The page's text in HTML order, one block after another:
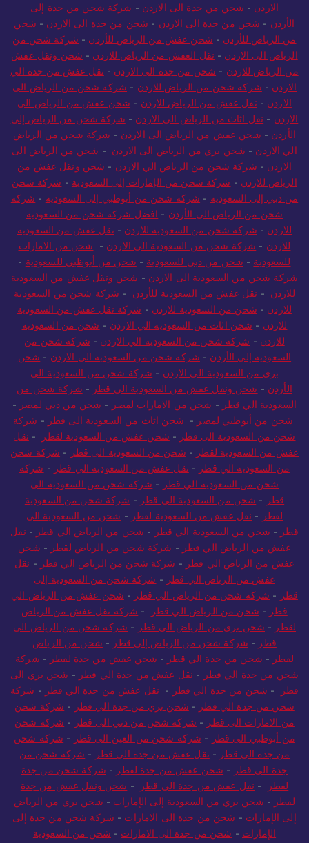
الاردن - شحن من جدة الى الاردن - شركة شحن من جدة إلى
الأردن - شحن من جدة الى الاردن - شحن من جدة الى الاردن - شحن
من الرياض للأردن - شحن عفش من الرياض للأردن - شركة شحن من
الرياض الى الاردن - نقل العفش من الرياض للاردن - شحن ونقل عفش
من الرياض للاردن - شحن من جدة الى الاردن - نقل عفش من جدة الي
الاردن - شركة شحن من الرياض للاردن - شركة شحن من الرياض الى
الاردن - نقل عفش من الرياض للاردن - شحن عفش من الرياض الي
الاردن - نقل اثاث من الرياض الى الاردن - شركة شحن من الرياض إلى
الأردن - شحن عفش من الرياض الى الاردن - شركة شحن من الرياض
الي الاردن - شحن بري من الرياض الى الاردن - شحن من الرياض الى
الاردن - شركة شحن من الرياض الي الاردن - شحن ونقل عفش من
الرياض للاردن - شركة شحن من الإمارات إلى السعودية - شركة شحن
من دبي إلى السعودية - شركة شحن من أبوظبي إلى السعودية - شركة
شحن من الرياض الى الأردن - افضل شركة شحن من السعودية
للاردن - شركة شحن من السعودية للاردن - نقل عفش من السعودية
للاردن - شركة شحن من السعودية الي الاردن - شحن من الامارات
للسعودية - شحن من دبي للسعودية - شحن من أبوظبي للسعودية -
شركة شحن من السعودية الى الاردن - شحن ونقل عفش من السعودية
للاردن - نقل عفش من السعودية للأردن - شركة شحن من السعودية
للاردن - شحن من السعودية للاردن - شركة نقل عفش من السعودية
للاردن - شحن اثاث من السعودية الي الاردن - شحن من السعودية
للاردن - شركة شحن من السعودية الي الاردن - شركة شحن من
السعودية إلى الأردن - شركة شحن من السعودية الى الاردن - شحن
بري من السعودية الى الاردن - شركة شحن من السعودية الي
الأردن - شحن ونقل عفش من السعودية الي قطر - شركة شحن من
السعودية الي قطر - شحن من الامارات لمصر - شحن من دبي لمصر -
شحن من أبوظبي لمصر - شحن اثاث من السعودية الى قطر - شركة
شحن من السعودية الى قطر - شحن عفش من السعودية لقطر - نقل
عفش من السعودية لقطر - شحن من السعودية الى قطر - شركة شحن
من السعودية الي قطر - نقل عفش من السعودية الي قطر - شركة
شحن من السعودية الي قطر - شركة شحن من السعودية الى
قطر - شحن من السعودية الي قطر - شركة شحن من السعودية
لقطر - نقل عفش من السعودية لقطر - شحن من السعودية الى
قطر - شحن من السعودية الي قطر - شحن من الرياض الي قطر - نقل
عفش من الرياض الي قطر - شركة شحن من الرياض لقطر - شحن
عفش من الرياض الي قطر - شركة شحن من الرياض الي قطر - نقل
عفش من الرياض الي قطر - شركة شحن من السعودية إلى
قطر - شركة شحن من الرياض الي قطر - شحن عفش من الرياض الي
قطر - شحن من الرياض الي قطر - شركة نقل عفش من الرياض
لقطر - شحن بري من الرياض الي قطر - شركة شحن من الرياض الي
قطر - شركة شحن من الرياض إلى قطر - شحن من الرياض
لقطر - شحن من جدة الي قطر - شحن عفش من جدة لقطر - شركة
شحن من جدة الي قطر - نقل عفش من جدة الي قطر - شحن بري الى
قطر
- شحن من جدة الي قطر - نقل عفش من جدة الي قطر - شركة
شحن من جدة الي قطر - شحن بري من جدة الي قطر - شركة شحن
من الامارات الى قطر - شركة شحن من دبي الى قطر - شركة شحن
من أبوظبي الى قطر - شركة شحن من العين الى قطر - شركة شحن
من جدة الي قطر - نقل عفش من جدة الي قطر - شركة شحن من
جدة الي قطر - شحن عفش من جدة لقطر - شركة شحن من جدة
لقطر
- نقل عفش من جدة الي قطر - شحن ونقل عفش من جدة
لقطر - شحن بري من السعودية إلى الإمارات - شحن بري من الرياض
إلى الإمارات - شحن من جدة الى الامارات - شركة شحن من جدة إلى
الإمارات - شحن من جدة الى الامارات - شحن من السعودية